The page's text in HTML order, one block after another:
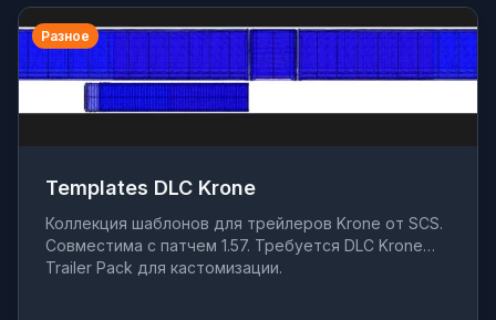
Разное
Templates DLC Krone
Коллекция шаблонов для трейлеров Krone от SCS.
Совместима с патчем 1.57. Требуется DLC Krone
Trailer Pack для кастомизации.